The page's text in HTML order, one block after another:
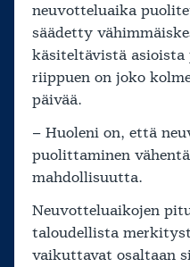
neuvotteluaika
säädetty
käsiteltävistä asioista
riippuen on joko
päivää.
– Huoleni on, että
puolittaminen
mahdollisuutta.
Neuvotteluaikojen
taloudellista
vaikuttavat osaltaan